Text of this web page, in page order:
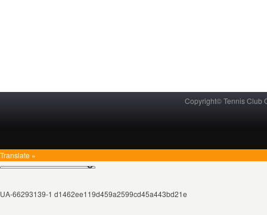
Copyright© Tennis Club
Translate »
UA-66293139-1 d1462ee119d459a2599cd45a443bd21e